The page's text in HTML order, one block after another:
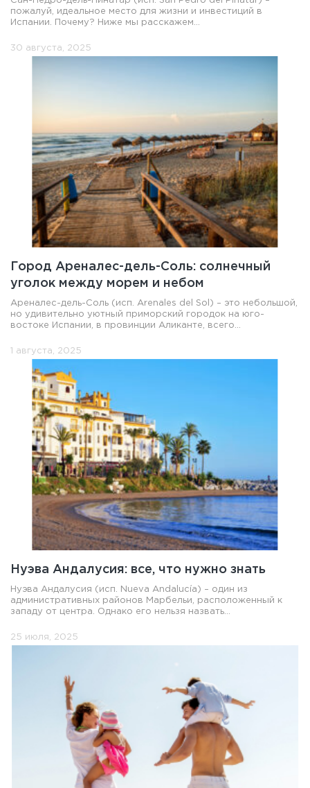
пожалуй, идеальное место для жизни и инвестиций в
Испании. Почему? Ниже мы расскажем...
30 августа, 2025
Город Ареналес-дель-Соль: солнечный
уголок между морем и небом
Ареналес-дель-Соль (исп. Arenales del Sol) – это небольшой,
но удивительно уютный приморский городок на юго-
востоке Испании, в провинции Аликанте, всего...
1 августа, 2025
Нуэва Андалусия: все, что нужно знать
Нуэва Андалусия (исп. Nueva Andalucía) – один из
административных районов Марбельи, расположенный к
западу от центра. Однако его нельзя назвать...
25 июля, 2025